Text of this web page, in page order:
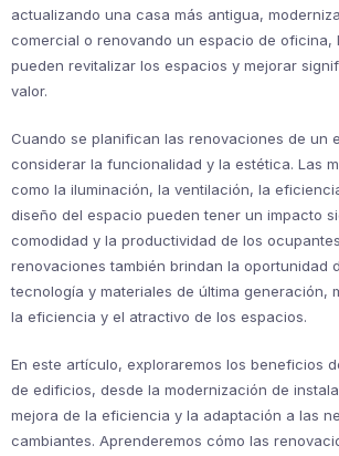
actualizando una casa más antigua,
comercial o renovando un espacio de oficina,
pueden revitalizar los espacios y mejorar
valor.
Cuando se planifican las renovaciones de un
considerar la funcionalidad y la estética. Las
como la iluminación, la ventilación, la
diseño del espacio pueden tener un impacto
comodidad y la productividad de los
renovaciones también brindan la oportunidad
tecnología y materiales de última generación,
la eficiencia y el atractivo de los espacios.
En este artículo, exploraremos los beneficios
de edificios, desde la modernización de
mejora de la eficiencia y la adaptación a las
cambiantes. Aprenderemos cómo las